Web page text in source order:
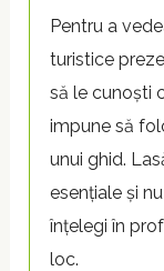
Pentru a
turistice
să le cunoști
impune să
unui ghid.
esențiale și
înțelegi în
loc.